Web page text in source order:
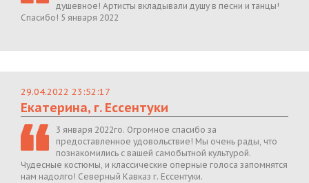
душевное! Артисты вкладывали душу в песни и танцы!
Спасибо! 5 января 2022
29.04.2022 23:52:17
Екатерина, г. Ессентуки
3 января 2022го. Огромное спасибо за
предоставленное удовольствие! Мы очень рады, что
познакомились с вашей самобытной культурой.
Чудесные костюмы, и классические оперные голоса запомнятся
нам надолго! Северный Кавказ г. Ессентуки.